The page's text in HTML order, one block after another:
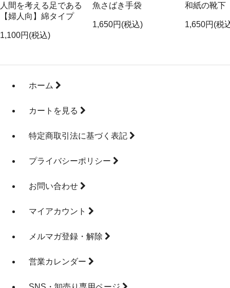
人間を考える足である
【婦人向】綿タイプ
1,100円(税込)
魚さばき手袋
1,650円(税込)
和紙の靴下
1,650円(税
ホーム
カートを見る
特定商取引法に基づく表記
プライバシーポリシー
お問い合わせ
マイアカウント
メルマガ登録・解除
営業カレンダー